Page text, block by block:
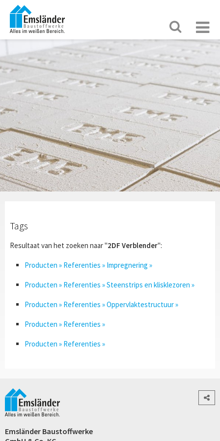
Tags
Resultaat van het zoeken naar "2DF Verblender":
Producten » Referenties » Impregnering »
Producten » Referenties » Steenstrips en klisklezoren »
Producten » Referenties » Oppervlaktestructuur »
Producten » Referenties »
Producten » Referenties »
Emsländer Baustoffwerke